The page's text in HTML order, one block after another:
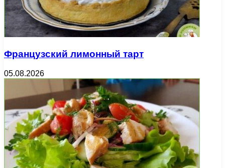
Французский лимонный тарт
05.08.2026